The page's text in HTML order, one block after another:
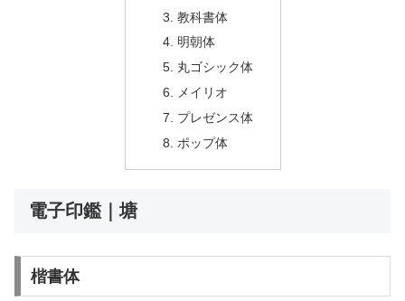
教科書体
明朝体
丸ゴシック体
メイリオ
プレゼンス体
ポップ体
電子印鑑｜塘
楷書体